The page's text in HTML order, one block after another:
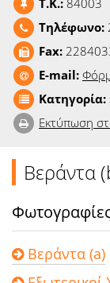
Ειδήσεις
Παιχνίδια
Ταινίες
T.K.: 84003
Τηλέφωνο:
Fax:
E-mail:
Κατηγορία:
Εκτύπωση
Βεράντα
Βεράντα (a)